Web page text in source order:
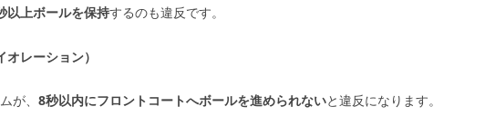
以上ボールを保持するのも違反です。
レーション）
が、 8秒以内にフロントコートへボールを進められないと違反になります。